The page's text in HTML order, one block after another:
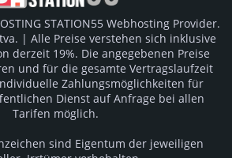
STATION55 Webhosting Provider.
| Alle Preise verstehen sich inklusive
derzeit 19%. Die angegebenen Preise
und für die gesamte Vertragslaufzeit
Zahlungsmöglichkeiten für
Dienst auf Anfrage bei allen
Tarifen möglich.
sind Eigentum der jeweiligen